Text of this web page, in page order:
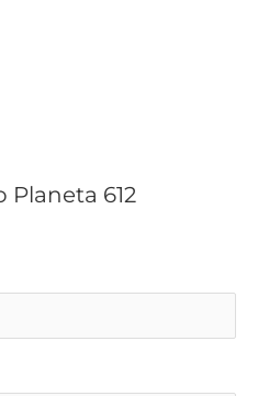
Planeta 612